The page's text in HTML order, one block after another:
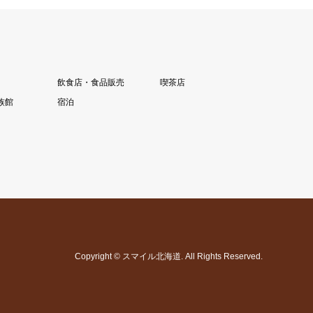
飲食店・食品販売
喫茶店
館
宿泊
Copyright© スマイル北海道 . All Rights Reserved.